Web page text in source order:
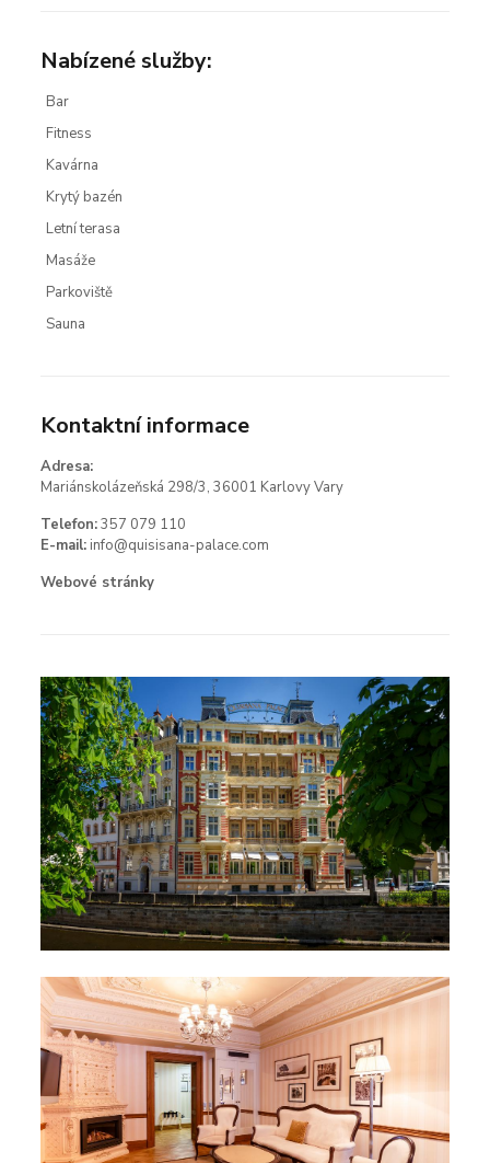
Nabízené služby:
Bar
Fitness
Kavárna
Krytý bazén
Letní terasa
Masáže
Parkoviště
Sauna
Kontaktní informace
Adresa:
Mariánskolázeňská 298/3, 36001 Karlovy Vary
Telefon:357 079 110
E-mail: info@quisisana-palace.com
Webové stránky